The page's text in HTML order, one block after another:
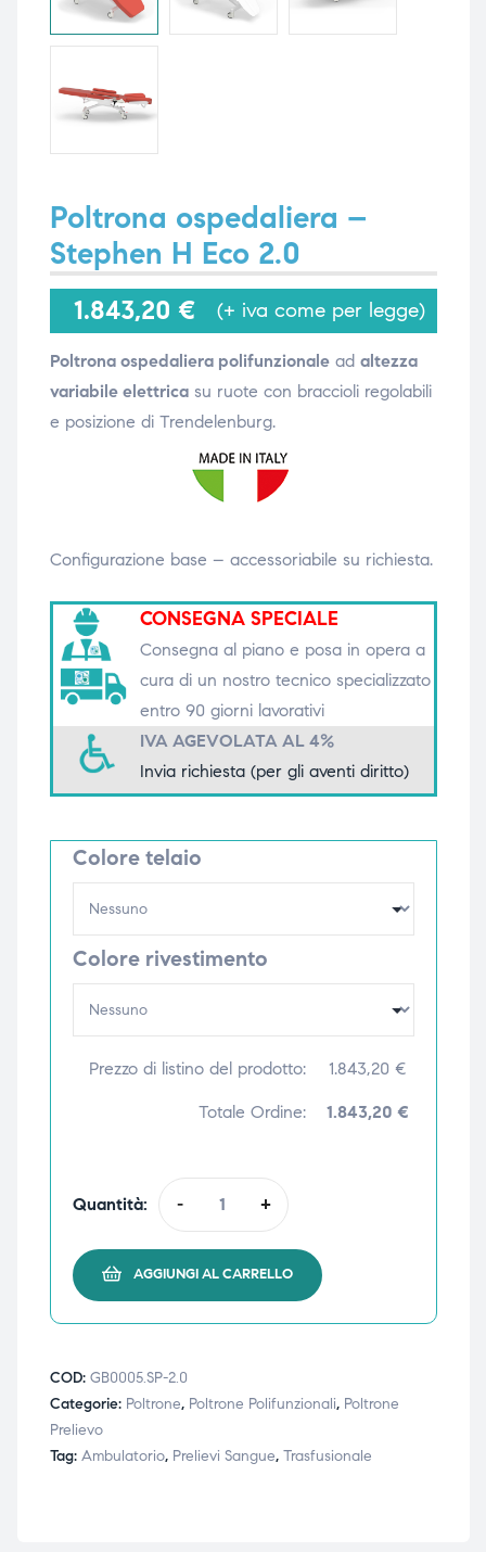
Poltrona ospedaliera –
Stephen H Eco 2.0
1.843,20 € (+ iva come per legge)
Poltrona ospedaliera polifunzionalead altezza
variabile elettricasu ruote con braccioli regolabili
e posizione di Trendelenburg.
Configurazione base – accessoriabile su richiesta.
CONSEGNA SPECIALE
Consegna al piano e posa in opera a
cura di un nostro tecnico specializzato
entro 90 giorni lavorativi
IVA AGEVOLATA AL 4%
Invia richiesta (per gli aventi diritto)
Colore telaio
Colore rivestimento
Prezzo di listino del prodotto: 1.843,20 €
Totale Ordine: 1.843,20 €
Quantità: - +
AGGIUNGI AL CARRELLO
COD: GB0005.SP-2.0
Categorie: Poltrone, Poltrone Polifunzionali, Poltrone
Prelievo
Tag: Ambulatorio, Prelievi Sangue, Trasfusionale